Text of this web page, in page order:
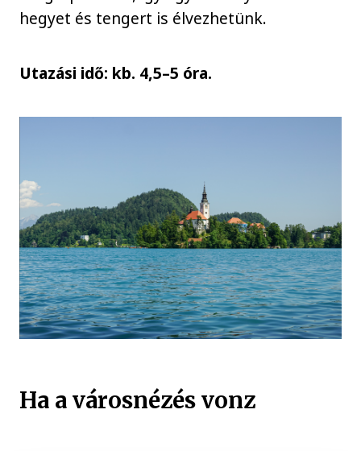
hegyet és tengert is élvezhetünk.
Utazási idő: kb. 4,5–5 óra.
Ha a városnézés vonz